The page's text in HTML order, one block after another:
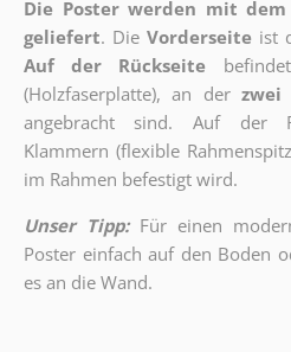
Die Poster werden mit
geliefert. Die Vorderseite ist
Auf der Rückseite
(Holzfaserplatte), an der zwei
angebracht sind.
Auf der
Klammern (flexible
im Rahmen befestigt wird.
Unser Tipp: Für einen
Poster einfach auf den Boden
es an die Wand.